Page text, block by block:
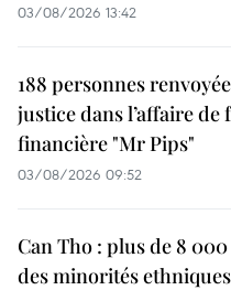
03/08/2026 13:42
188 personnes
justice dans l’affaire de
financière "Mr Pips"
03/08/2026 09:52
Can Tho : plus de 8
des minorités ethniques